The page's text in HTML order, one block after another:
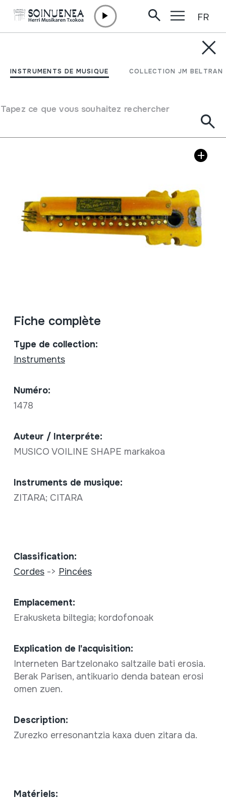
INSTRUMENTS DE MUSIQUE COLLECTION JM BELTRAN
Tapez ce que vous souhaitez rechercher
FR
ZITARA; CITARA
Type d'instrument de musique Cordes->
Fiche complète
Type de collection:
Instruments
Numéro:
1478
Auteur / Interpréte:
MUSICO VOILINE SHAPE markakoa
Instruments de musique:
ZITARA; CITARA
Classification:
Cordes-> Pincées
Emplacement:
Erakusketa biltegia; kordofonoak
Explication de l'acquisition:
Interneten Bartzelonako saltzaile bati erosia.
Berak Parisen, antikuario denda batean erosi
omen zuen.
Description:
Zurezko erresonantzia kaxa duen zitara da.
Matériels: